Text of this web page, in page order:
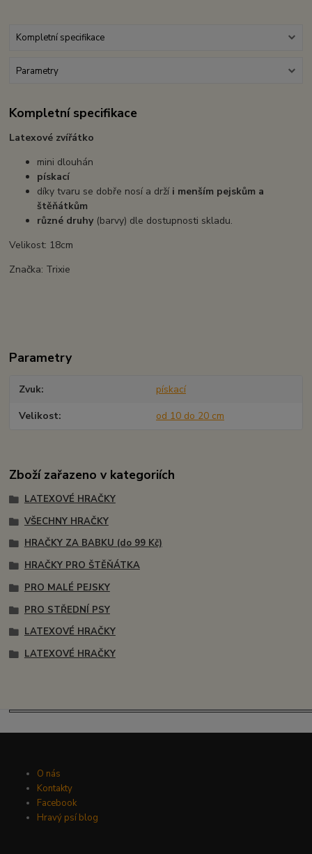
Kompletní specifikace
Parametry
Kompletní specifikace
Latexové zvířátko
mini dlouhán
pískací
díky tvaru se dobře nosí a drží i menším pejskům a
štěňátkům
různé druhy (barvy) dle dostupnosti skladu.
Velikost: 18cm
Značka: Trixie
Parametry
Zvuk pískací
Velikost od 10 do 20 cm
Zboží zařazeno v kategoriích
LATEXOVÉ HRAČKY
VŠECHNY HRAČKY
HRAČKY ZA BABKU (do 99 Kč)
HRAČKY PRO ŠTĚŇÁTKA
PRO MALÉ PEJSKY
PRO STŘEDNÍ PSY
LATEXOVÉ HRAČKY
LATEXOVÉ HRAČKY
O nás
Kontakty
Facebook
Hravý psí blog